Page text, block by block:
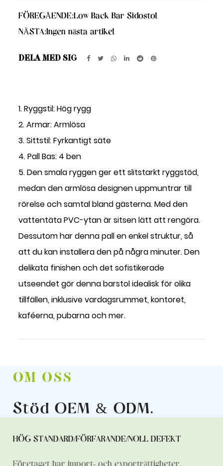
FÖREGÅENDE:Low Back Bar Sidostol
NÄSTA:Ingen nästa artikel
DELA MED SIG
1. Ryggstil: Hög rygg
2. Armar: Armlösa
3. Sittstil: Fyrkantigt säte
4. Pall Bas: 4 ben
5. Den smala ryggen ger ett slitstarkt ryggstöd,
medan den armlösa designen uppmuntrar till
rörelse och samtal bland gästerna. Med den
vattentäta PVC-ytan är sitsen lätt att rengöra.
Dessutom har denna pall en enkel struktur, så
att du kan installera den på några minuter. Den
delikata finishen och det sofistikerade
utseendet gör denna barstol idealisk för olika
tillfällen, inklusive vardagsrummet, kontoret,
kaféerna, pubarna och mer.
OM OSS
Stöd OEM & ODM.
HÖG STANDARD/FÖRFARANDE/NOLL DEFEKT
Företaget har import- och exporträttigheter,